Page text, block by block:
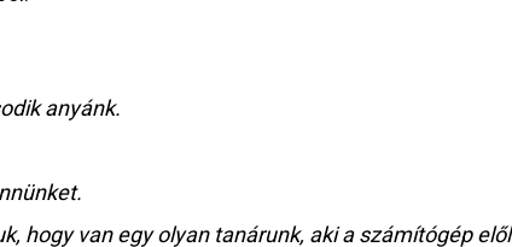
anyánk.
hogy van egy olyan tanárunk, aki a számítógép elől